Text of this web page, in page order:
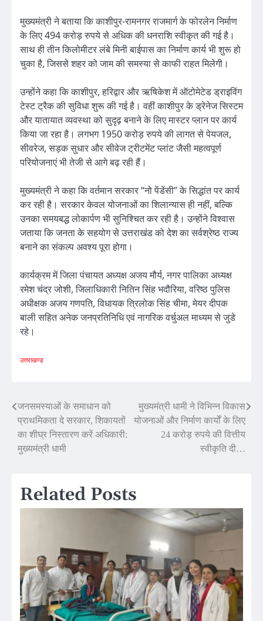
मुख्यमंत्री ने बताया कि काशीपुर-रामनगर राजमार्ग के फोरलेन निर्माण
के लिए 494 करोड़ रुपये से अधिक की धनराशि स्वीकृत की गई है।
साथ ही तीन किलोमीटर लंबे मिनी बाईपास का निर्माण कार्य भी शुरू हो
चुका है, जिससे शहर को जाम की समस्या से काफी राहत मिलेगी।
उन्होंने कहा कि काशीपुर, हरिद्वार और ऋषिकेश में ऑटोमेटेड ड्राइविंग
टेस्ट ट्रैक की सुविधा शुरू की गई है। वहीं काशीपुर के ड्रेनेज सिस्टम
और यातायात व्यवस्था को सुदृढ़ बनाने के लिए मास्टर प्लान पर कार्य
किया जा रहा है। लगभग 1950 करोड़ रुपये की लागत से पेयजल,
सीवरेज, सड़क सुधार और सीवेज ट्रीटमेंट प्लांट जैसी महत्वपूर्ण
परियोजनाएं भी तेजी से आगे बढ़ रही हैं।
मुख्यमंत्री ने कहा कि वर्तमान सरकार “नो पेंडेंसी” के सिद्धांत पर कार्य
कर रही है। सरकार केवल योजनाओं का शिलान्यास ही नहीं, बल्कि
उनका समयबद्ध लोकार्पण भी सुनिश्चित कर रही है। उन्होंने विश्वास
जताया कि जनता के सहयोग से उत्तराखंड को देश का सर्वश्रेष्ठ राज्य
बनाने का संकल्प अवश्य पूरा होगा।
कार्यक्रम में जिला पंचायत अध्यक्ष अजय मौर्य, नगर पालिका अध्यक्ष
रमेश चंद्र जोशी, जिलाधिकारी नितिन सिंह भदौरिया, वरिष्ठ पुलिस
अधीक्षक अजय गणपति, विधायक त्रिलोक सिंह चीमा, मेयर दीपक
बाली सहित अनेक जनप्रतिनिधि एवं नागरिक वर्चुअल माध्यम से जुडे
रहे।
उत्तराखण्ड
Post
navigation
जनसमस्याओं के समाधान को
प्राथमिकता दे सरकार, शिकायतों
का शीघ्र निस्तारण करें अधिकारी:
मुख्यमंत्री धामी
मुख्यमंत्री धामी ने विभिन्न विकास
योजनाओं और निर्माण कार्यों के लिए
24 करोड़ रुपये की वित्तीय
स्वीकृति दी…
Related Posts